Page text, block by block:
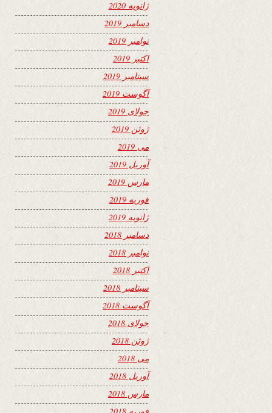
ژانویه 2020
دسامبر 2019
نوامبر 2019
اکتبر 2019
سپتامبر 2019
آگوست 2019
جولای 2019
ژوئن 2019
می 2019
آوریل 2019
مارس 2019
فوریه 2019
ژانویه 2019
دسامبر 2018
نوامبر 2018
اکتبر 2018
سپتامبر 2018
آگوست 2018
جولای 2018
ژوئن 2018
می 2018
آوریل 2018
مارس 2018